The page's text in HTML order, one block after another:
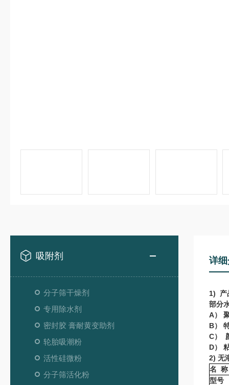
吸附剂
分子筛干燥剂
专用除水剂
密封胶 膏耐黄变助剂
轮胎吸潮粉
活性硅微粉
分子筛活化粉
详
1) 产
部分
A）
B）
C）
D）
2) 无
名 称
型号